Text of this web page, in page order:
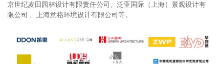
京世纪麦田园林设计有限责任公司、泛亚国际（上海）景观设计有
限公司 、上海意格环境设计有限公司等。